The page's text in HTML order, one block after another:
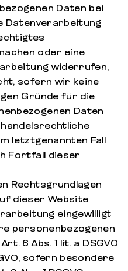
Daten bei
Datenverarbeitung
oder eine
widerrufen,
sofern wir keine
Gründe für die
Daten
letztgenannten Fall
Fortfall dieser
Rechtsgrundlagen
dieser Website
eingewilligt
personenbezogenen
6 Abs. 1 lit. a DSGVO
sofern besondere